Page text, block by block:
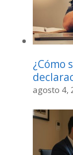
¿Cómo
agosto 4,